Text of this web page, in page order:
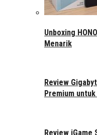
Unboxing
Menarik
Review
Premium
Review iGame